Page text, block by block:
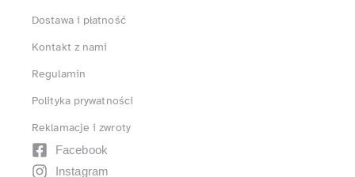
Dostawa i płatność
Kontakt z nami
Regulamin
Polityka prywatności
Reklamacje i zwroty
Facebook
Instagram